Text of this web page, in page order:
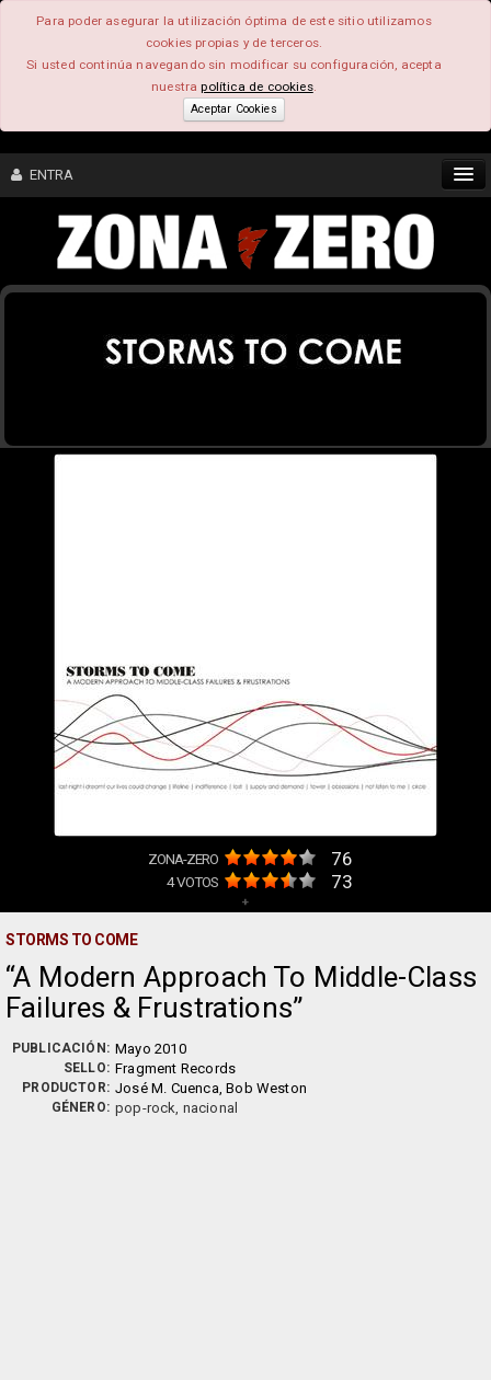
Para poder asegurar la utilización óptima de este sitio utilizamos
cookies propias y de terceros.
Si usted continúa navegando sin modificar su configuración, acepta
nuestrapolítica de cookies.
Aceptar Cookies
ENTRA
CONTENIDO
FEEEDBACK
ZONA-ZERO 76
4VOTOS 73
+
STORMS TO COME
A Modern Approach To Middle-Class
Failures & Frustrations
PUBLICACIÓN: Mayo 2010
SELLO: Fragment Records
PRODUCTOR: José M. Cuenca, Bob Weston
GÉNERO: pop-rock, nacional